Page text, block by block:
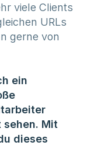
viele Clients
URLs
gerne von
ein
sehen. Mit
dieses